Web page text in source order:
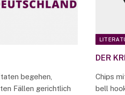
begehen,
Fällen gerichtlich
DER
Chips
bell